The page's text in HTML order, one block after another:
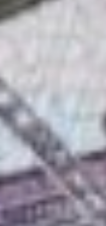
повышений, но сама
пенсия будет
выплачиваться с учётом
выходными?
— Тем пенсионерам,
которые получают пенсию
через банки на карты
или счета восьмого
числа, а это
еще выходной день,
пенсия за январь
перечислена досрочно,
27 декабря. Следующая
выплата текущей пенсии
им будет произведена
в феврале 2025 года,
в обычные сроки.
Те же пенсионеры,